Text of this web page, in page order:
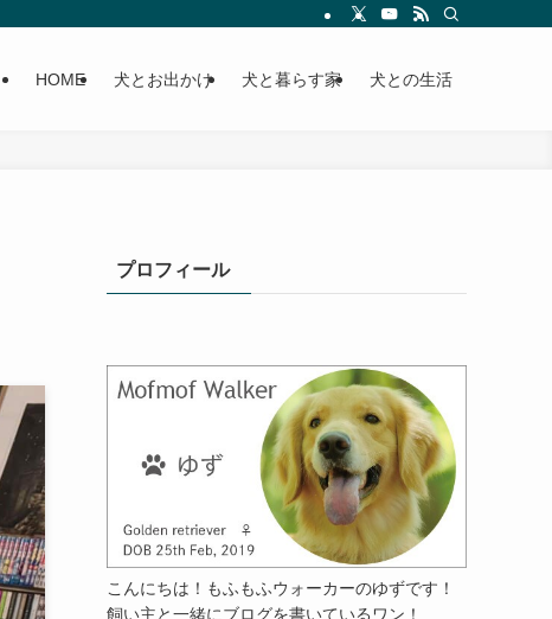
HOME 犬とお出かけ 犬と暮らす家 犬との生活
プロフィール
こんにちは！もふもふウォーカーのゆずです！
飼い主と一緒にブログを書いているワン！